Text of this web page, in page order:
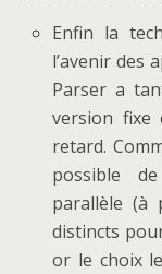
Enfin la
l’avenir des
Parser a
version fixe
retard.
possible
parallèle (à
distincts
or le choix